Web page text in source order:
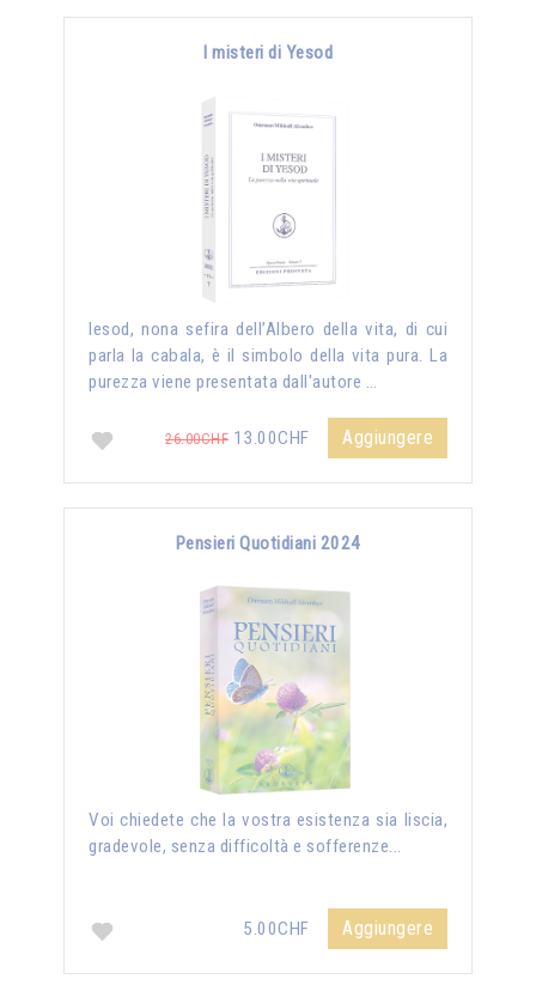
I misteri di Yesod
Iesod, nona sefira dell’Albero della vita, di cui
parla la cabala, è il simbolo della vita pura. La
purezza viene presentata dall'autore …
26.00CHF 13.00CHF Aggiungere
Pensieri Quotidiani 2024
Voi chiedete che la vostra esistenza sia liscia,
gradevole, senza difficoltà e sofferenze...
5.00CHF Aggiungere